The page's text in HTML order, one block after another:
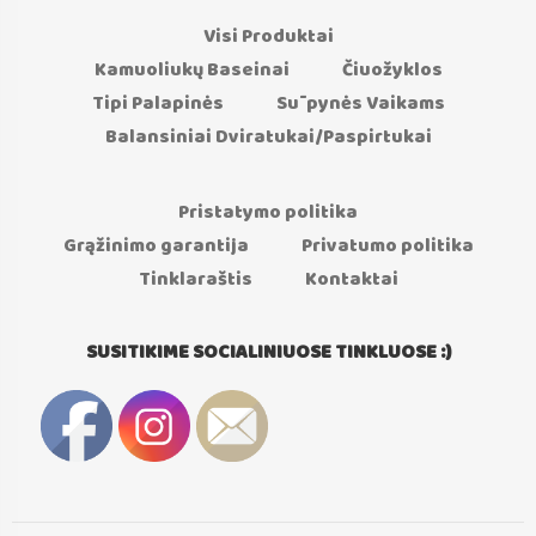
Visi Produktai
Kamuoliukų Baseinai
Čiuožyklos
Tipi Palapinės
Sūpynės Vaikams
Balansiniai Dviratukai/Paspirtukai
Pristatymo politika
Grąžinimo garantija
Privatumo politika
Tinklaraštis
Kontaktai
SUSITIKIME SOCIALINIUOSE TINKLUOSE :)